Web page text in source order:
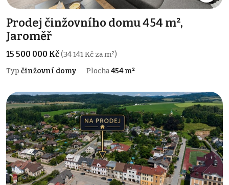
Prodej činžovního domu 454 m²,
Jaroměř
15 500 000 Kč(34 141 Kč za m²)
Typ činžovní domy Plocha454 m²